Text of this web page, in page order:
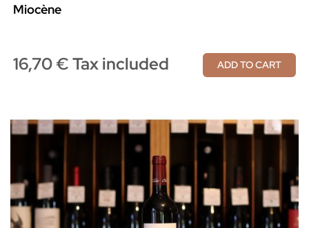
Miocène
16,70 € Tax included ADD TO CART